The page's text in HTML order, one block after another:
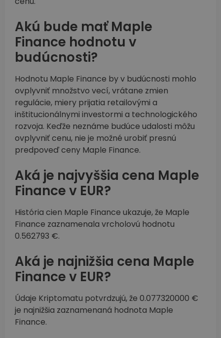
Akú bude mať Maple
Finance hodnotu v
budúcnosti?
Hodnotu Maple Finance by v budúcnosti mohlo
ovplyvniť množstvo vecí, vrátane zmien
regulácie, miery prijatia retailovými a
inštitucionálnymi investormi a technologického
rozvoja. Keďže neznáme budúce udalosti môžu
ovplyvniť cenu, nie je možné urobiť presnú
predpoveď ceny Maple Finance.
Aká je najvyššia cena Maple
Finance v EUR?
História cien Maple Finance ukazuje, že Maple
Finance zaznamenala vrcholovú hodnotu
0.562793 €.
Aká je najnižšia cena Maple
Finance v EUR?
Údaje Kriptomatu potvrdzujú, že 0.077320000 €
je najnižšia zaznamenaná hodnota Maple
Finance.